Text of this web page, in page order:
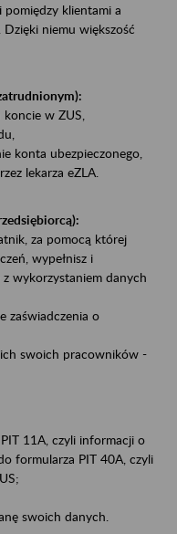
pomiędzy klientami a
Dzięki niemu większość
w ZUS,
konta ubezpieczonego,
lekarza eZLA.
za pomocą której
wypełnisz i
wykorzystaniem danych
zaświadczenia o
swoich pracowników -
11A, czyli informacji o
formularza PIT 40A, czyli
swoich danych.